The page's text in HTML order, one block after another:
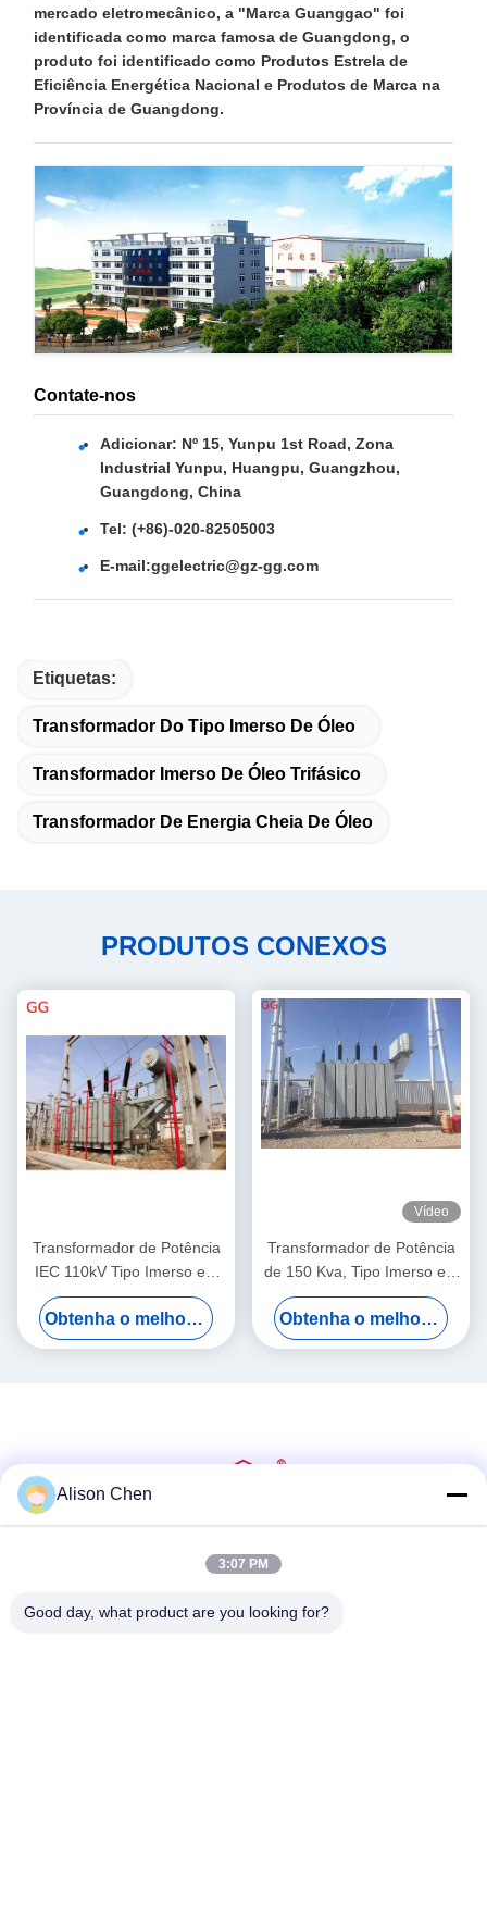
mercado eletromecânico, a "Marca Guanggao" foi
identificada como marca famosa de Guangdong, o
produto foi identificado como Produtos Estrela de
Eficiência Energética Nacional e Produtos de Marca na
Província de Guangdong.
Contate-nos
Adicionar: Nº 15, Yunpu 1st Road, Zona
Industrial Yunpu, Huangpu, Guangzhou,
Guangdong, China
Tel: (+86)-020-82505003
E-mail:ggelectric@gz-gg.com
Etiquetas:
Transformador Do Tipo Imerso De Óleo
Transformador Imerso De Óleo Trifásico
Transformador De Energia Cheia De Óleo
PRODUTOS CONEXOS
Transformador de Potência
IEC 110kV Tipo Imerso em
Óleo Capacidade 25MVA
Obtenha o melhor preço
Vídeo
Transformador de Potência
de 150 Kva, Tipo Imerso em
Óleo, 330kV, Norma IEC
Obtenha o melhor preço
Mídia Social
Alison Chen
3:07 PM
Good day, what product are you looking for?